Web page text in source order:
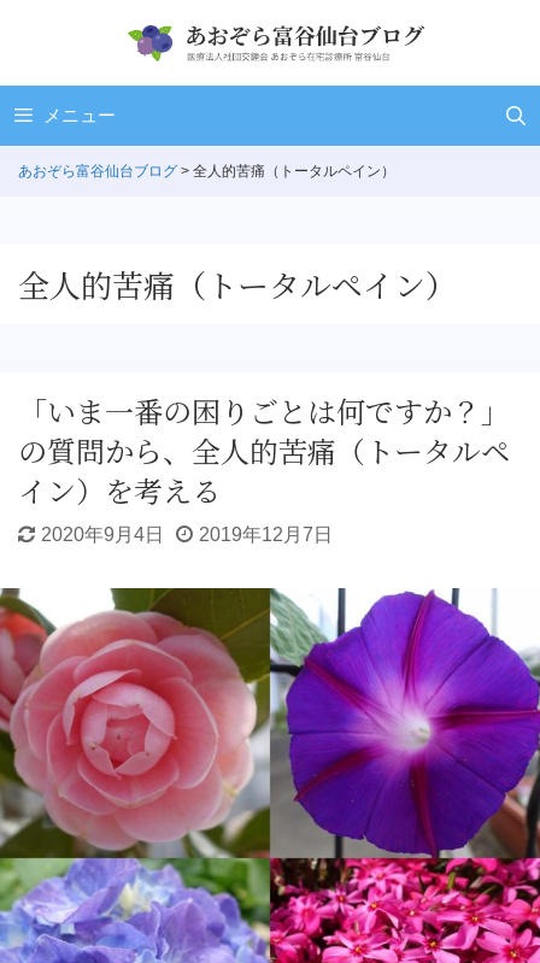
content
メニュー
あおぞら富谷仙台ブログ > 全人的苦痛（トータルペイン）
全人的苦痛（トータルペイン）
「いま一番の困りごとは何ですか？」
の質問から、全人的苦痛（トータルペ
イン）を考える
2020年9月4日 2019年12月7日